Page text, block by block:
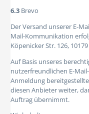
6.3 Brevo
Der Versand unserer E-
Mail-Kommunikation
Köpenicker Str. 126,
Auf Basis unseres
nutzerfreundlichen E-
Anmeldung
diesen Anbieter weiter,
Auftrag übernimmt.